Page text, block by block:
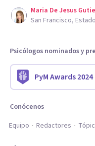
Maria De Jesus
San Francisco,
Psicólogos nominados y
PyM Awards 2024
Conócenos
Equipo
Redactores